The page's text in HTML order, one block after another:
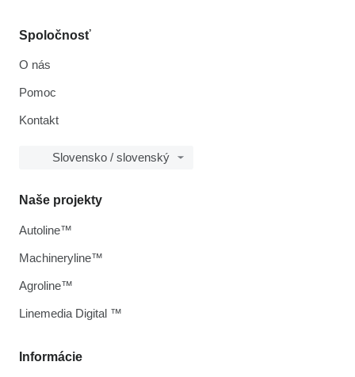
Spoločnosť
O nás
Pomoc
Kontakt
Slovensko / slovenský
Informácie
Naše projekty
Autoline™
Machineryline™
Agroline™
Linemedia Digital ™